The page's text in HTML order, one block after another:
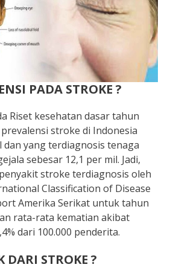
PADA STROKE ?
Riset kesehatan dasar tahun
stroke di Indonesia
dan yang terdiagnosis tenaga
sebesar 12,1 per mil. Jadi,
stroke terdiagnosis oleh
Classification of Disease
Amerika Serikat untuk tahun
rata-rata kematian akibat
dari 100.000 penderita.
DARI STROKE ?